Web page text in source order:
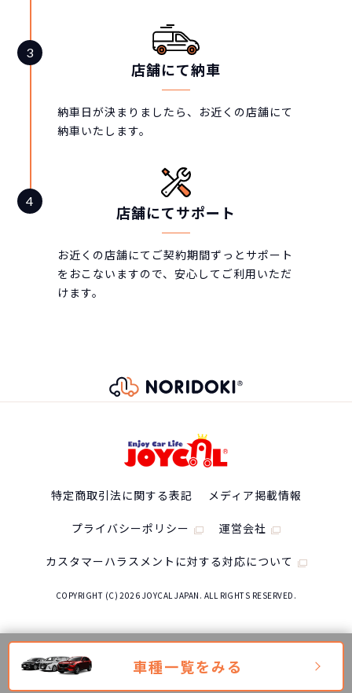
店舗にて納車
納車日が決まりましたら、お近くの店舗にて
納車いたします。
店舗にてサポート
お近くの店舗にてご契約期間ずっとサポート
をおこないますので、安心してご利用いただ
けます。
特定商取引法に関する表記 メディア掲載情報
プライバシーポリシー 運営会社
カスタマーハラスメントに対する対応について
COPYRIGHT (C) 2026 JOYCAL JAPAN. ALL RIGHTS RESERVED.
車種一覧をみる